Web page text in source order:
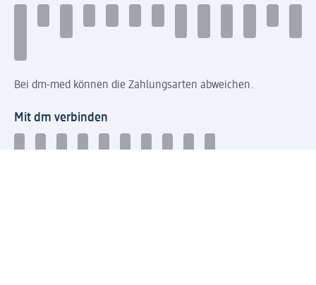
Bei dm-med können die Zahlungsarten abweichen.
Mit dm verbinden